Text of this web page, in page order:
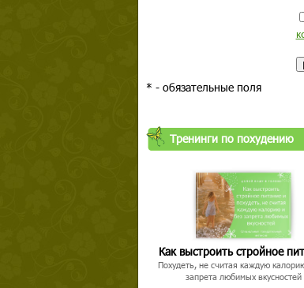
* - обязательные поля
Тренинги по похудению
Как выстроить стройное
Похудеть, не считая каждую
запрета любимых вкусностей